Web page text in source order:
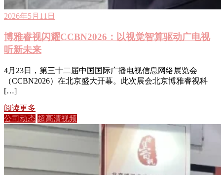
2026年5月11日
博雅睿视闪耀CCBN2026：以视觉智算驱动广电视
听新未来
4月23日，第三十二届中国国际广播电视信息网络展览会
（CCBN2026）在北京盛大开幕。此次展会北京博雅睿视科
[…]
阅读更多
公司动态 超高清视频